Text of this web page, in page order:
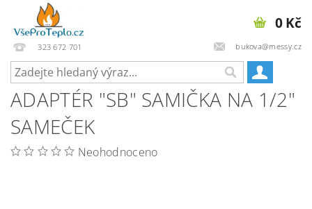
323 672 701 bukova@messy.cz
0 Kč
ADAPTÉR "SB" SAMIČKA NA 1/2"
SAMEČEK
Neohodnoceno